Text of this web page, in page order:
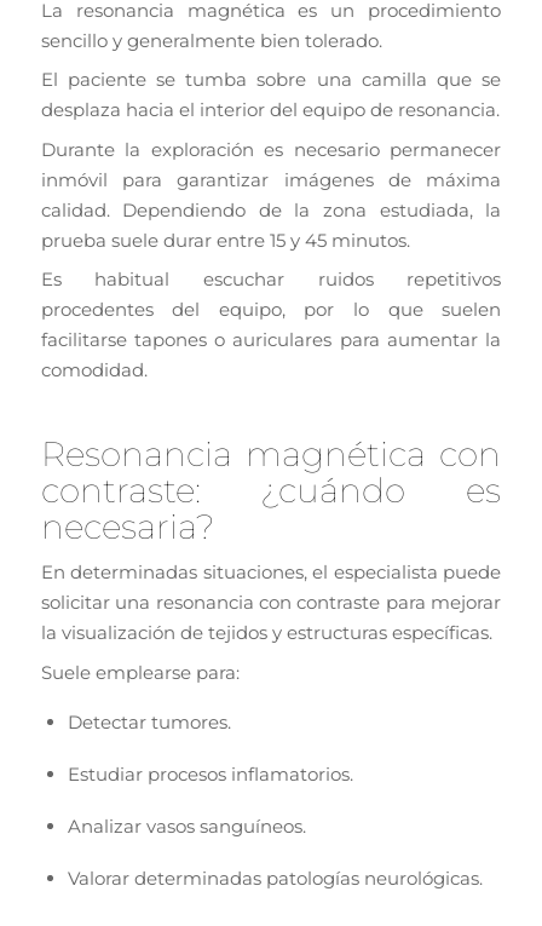
La resonancia magnética es un procedimiento
sencillo y generalmente bien tolerado.
El paciente se tumba sobre una camilla que se
desplaza hacia el interior del equipo de resonancia.
Durante la exploración es necesario permanecer
inmóvil para garantizar imágenes de máxima
calidad. Dependiendo de la zona estudiada, la
prueba suele durar entre 15 y 45 minutos.
Es habitual escuchar ruidos repetitivos
procedentes del equipo, por lo que suelen
facilitarse tapones o auriculares para aumentar la
comodidad.
Resonancia magnética con
contraste: ¿cuándo es
necesaria?
En determinadas situaciones, el especialista puede
solicitar una resonancia con contraste para mejorar
la visualización de tejidos y estructuras específicas.
Suele emplearse para:
Detectar tumores.
Estudiar procesos inflamatorios.
Analizar vasos sanguíneos.
Valorar determinadas patologías neurológicas.